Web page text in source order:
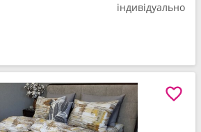
індивідуально